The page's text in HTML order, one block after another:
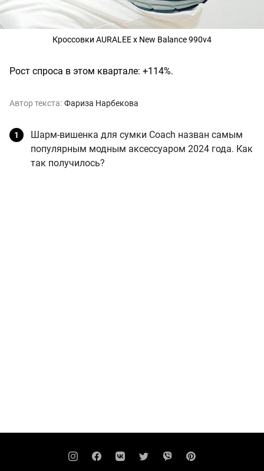
Кроссовки AURALEE x New Balance 990v4
Рост спроса в этом квартале: +114%.
Автор текста: Фариза Нарбекова
Шарм-вишенка для сумки Coach назван самым
популярным модным аксессуаром 2024 года. Как
так получилось?